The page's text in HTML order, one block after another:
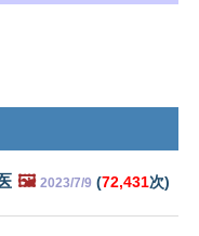
🖼️ 2023/7/9 (72,431次)